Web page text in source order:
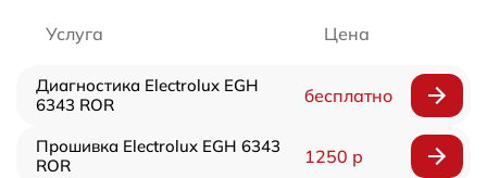
Услуга Цена
Диагностика Electrolux EGH
6343 ROR
бесплатно
Прошивка Electrolux EGH 6343
ROR
1250 р